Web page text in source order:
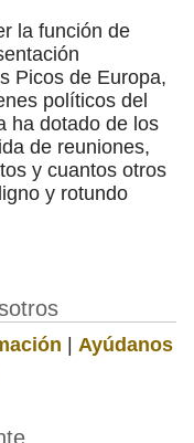
la función de
Picos de Europa,
políticos del
ha dotado de los
de reuniones,
y cuantos otros
y rotundo
| Ayúdanos